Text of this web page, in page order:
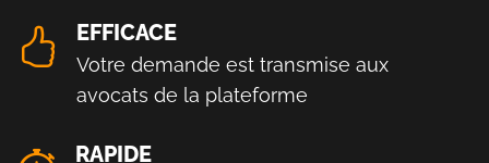
EFFICACE
Votre demande est transmise aux
avocats de la plateforme
RAPIDE